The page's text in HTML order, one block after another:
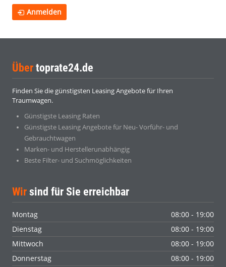
Anmelden
Über toprate24.de
Finden Sie die günstigsten Leasing Angebote für Ihren
Traumwagen.
Günstigste Leasing Raten
Günstigste Leasing Angebote für Neu- Vorführ- und
Gebrauchtwagen
Marken- und Herstellerunabhängig
Beste Filter- und Suchmöglichkeiten
Wir sind für Sie erreichbar
Montag
08:00 - 19:00
Dienstag
08:00 - 19:00
Mittwoch
08:00 - 19:00
Donnerstag
08:00 - 19:00